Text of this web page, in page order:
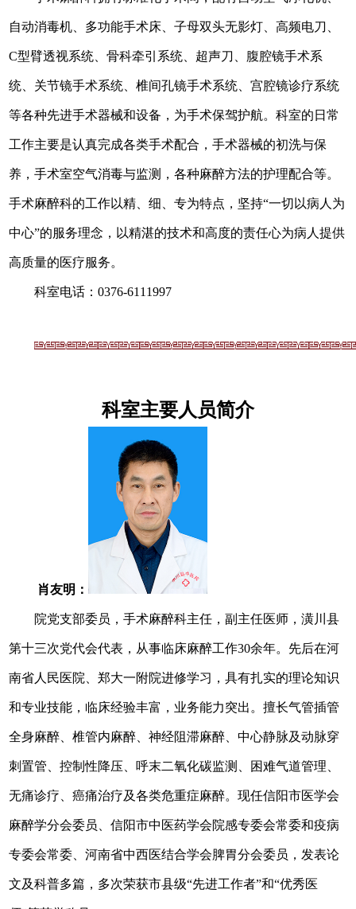
自动消毒机、多功能手术床、子母双头无影灯、高频电刀、
C型臂透视系统、骨科牵引系统 超声刀、 腹腔镜手术系
统、关节镜手术系统、椎间孔镜手术系统、宫腔镜诊疗系统
等各种先进手术器械和设备，为手术保驾护航。科室的日常
工作主要是认真完成各类手术配合，手术器械的初洗与保
养，手术室空气消毒与监测，各种麻醉方法的护理配合等。
手术麻醉科的工作以精、细、专为特点， 坚持“一切以病人为
中心”的服务理念 ，以精湛的技术和高度的责任心为病人提供
高质量的医疗服务。
科室电话：0376-6111997
科室主要人员简介
肖友明：
院党支部委员，手术麻醉科主任，副主任医师，潢川县
第十三次党代会代表，从事临床麻醉工作30余年。先后在河
南省人民医院、郑大一附院进修学习，具有扎实的理论知识
和专业技能，临床经验丰富，业务能力突出。擅长气管插管
全身麻醉、椎管内麻醉、神经阻滞麻醉、中心静脉及动脉穿
刺置管、控制性降压、呼末二氧化碳监测、困难气道管理、
无痛诊疗、癌痛治疗及各类危重症麻醉。现任信阳市医学会
麻醉学分会委员、信阳市中医药学会院感专委会常委和疫病
专委会常委、河南省中西医结合学会脾胃分会委员，发表论
文及科普多篇，多次荣获市县级“先进工作者”和“优秀医